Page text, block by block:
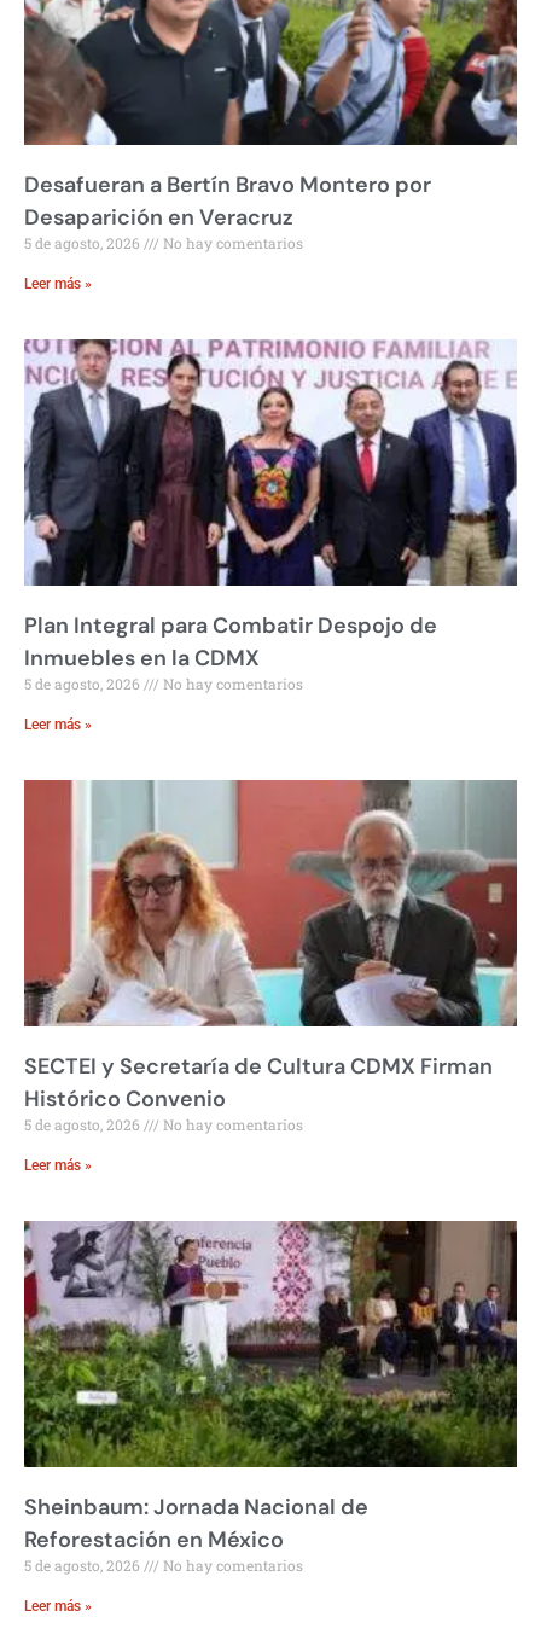
Desafueran a Bertín Bravo Montero por
Desaparición en Veracruz
5 de agosto, 2026 No hay comentarios
Leer más »
Plan Integral para Combatir Despojo de
Inmuebles en la CDMX
5 de agosto, 2026 No hay comentarios
Leer más »
SECTEI y Secretaría de Cultura CDMX Firman
Histórico Convenio
5 de agosto, 2026 No hay comentarios
Leer más »
Sheinbaum: Jornada Nacional de
Reforestación en México
5 de agosto, 2026 No hay comentarios
Leer más »